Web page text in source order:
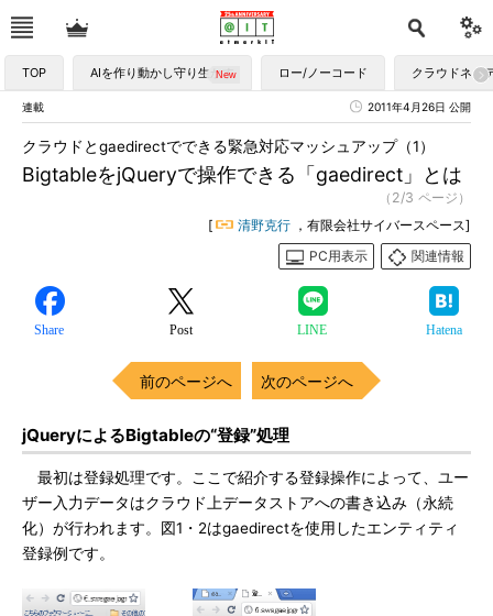
TOP AIを作り動かし守り生かす ロー/ノーコード クラウドネイ
連載 2011年4月26日 公開
BigtableをjQueryで操作できる「gaedirect」とは
クラウドとgaedirectでできる緊急対応マッシュアップ（1）
（2/3 ページ）
[
清野克行 ，有限会社サイバースペース]
PC用表示
関連情報
Share Post LINE Hatena
前のページへ 次のページへ
jQueryによるBigtableの“登録”処理
最初は登録処理です。ここで紹介する登録操作によって、ユー
ザー入力データはクラウド上データストアへの書き込み（永続
化）が行われます。図1・2はgaedirectを使用したエンティティ
登録例です。